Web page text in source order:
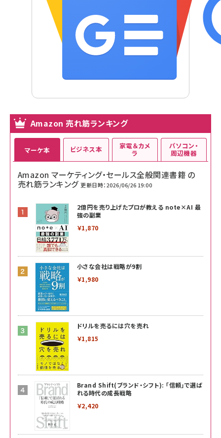
Amazon 売れ筋ランキング
マーケ本
Amazon マーケティング・セールス全般関連書籍 の
売れ筋ランキング 更新日時：2026/06/26 19:00
2億円を売り上げたプロが教える note×AI 最
強の副業
￥1,870
小さな会社は戦略が9割
￥1,980
ドリルを売るには穴を売れ
￥1,815
Brand Shift(ブランド・シフト): 「信頼」で選ば
れる時代の成長戦略
￥2,420
ビジネス本 家電＆カメ
ラ
パソコン・
周辺機器